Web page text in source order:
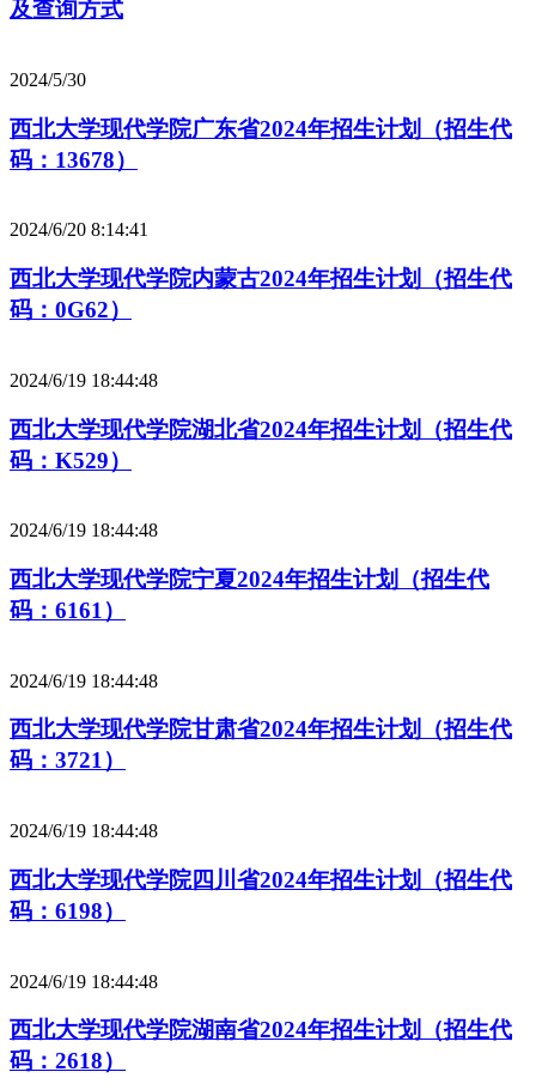
及查询方式
2024/5/30
西北大学现代学院广东省2024年招生计划（招生代
码：13678）
2024/6/20 8:14:41
西北大学现代学院内蒙古2024年招生计划（招生代
码：0G62）
2024/6/19 18:44:48
西北大学现代学院湖北省2024年招生计划（招生代
码：K529）
2024/6/19 18:44:48
西北大学现代学院宁夏2024年招生计划（招生代
码：6161）
2024/6/19 18:44:48
西北大学现代学院甘肃省2024年招生计划（招生代
码：3721）
2024/6/19 18:44:48
西北大学现代学院四川省2024年招生计划（招生代
码：6198）
2024/6/19 18:44:48
西北大学现代学院湖南省2024年招生计划（招生代
码：2618）